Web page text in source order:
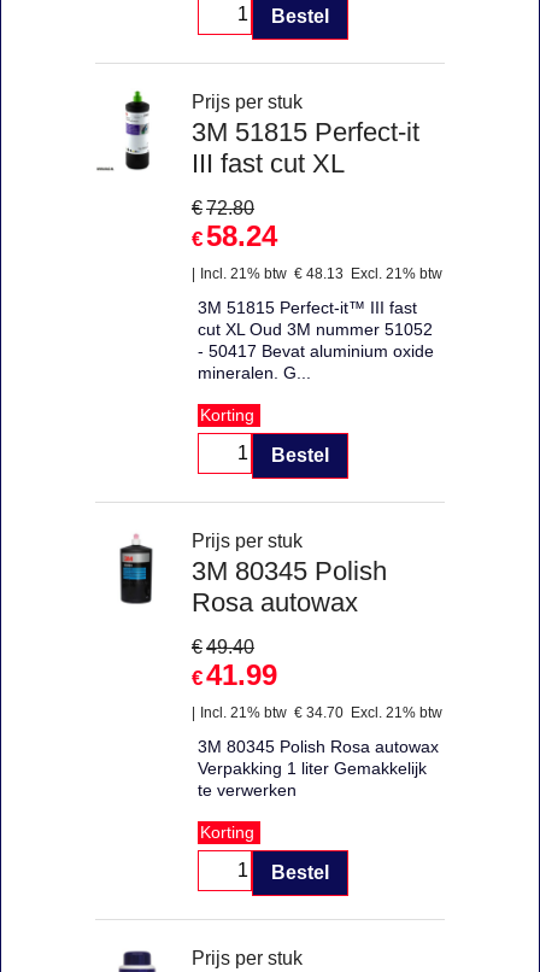
Bestel
Prijs per stuk
3M 51815 Perfect-it
III fast cut XL
€72.80
€58.24
Incl. 21% btw € 48.13 Excl. 21% btw
3M 51815 Perfect-it™ III fast
cut XL Oud 3M nummer 51052
- 50417 Bevat aluminium oxide
mineralen. G...
Korting
Bestel
Prijs per stuk
3M 80345 Polish
Rosa autowax
€49.40
€41.99
Incl. 21% btw € 34.70 Excl. 21% btw
3M 80345 Polish Rosa autowax
Verpakking 1 liter Gemakkelijk
te verwerken
Korting
Bestel
Prijs per stuk